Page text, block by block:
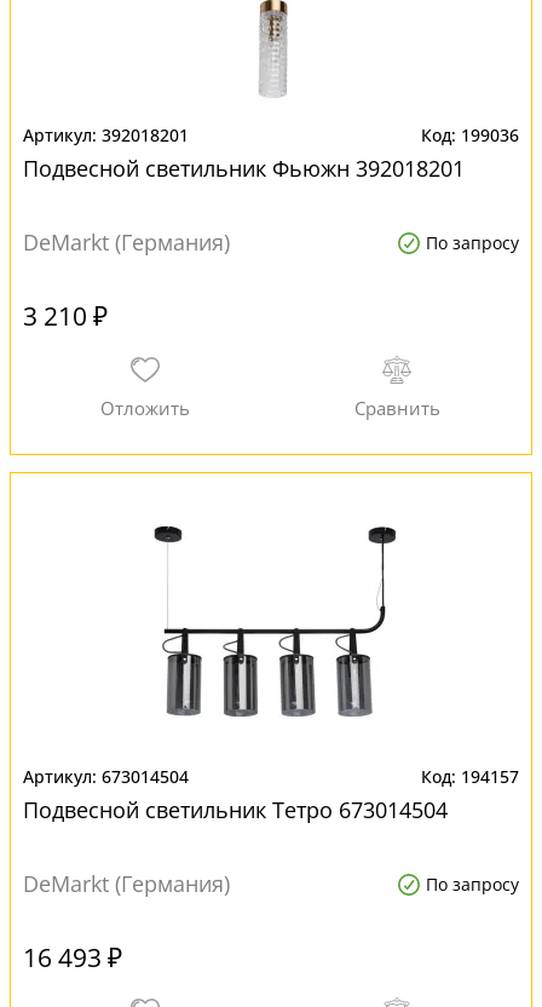
392018201 199036
Подвесной светильник Фьюжн 392018201
DeMarkt (Германия) По запросу
3 210 ₽
673014504 194157
Подвесной светильник Тетро 673014504
DeMarkt (Германия) По запросу
16 493 ₽